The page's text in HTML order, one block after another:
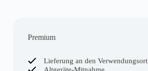
Premium
Lieferung an den Verwendungsort